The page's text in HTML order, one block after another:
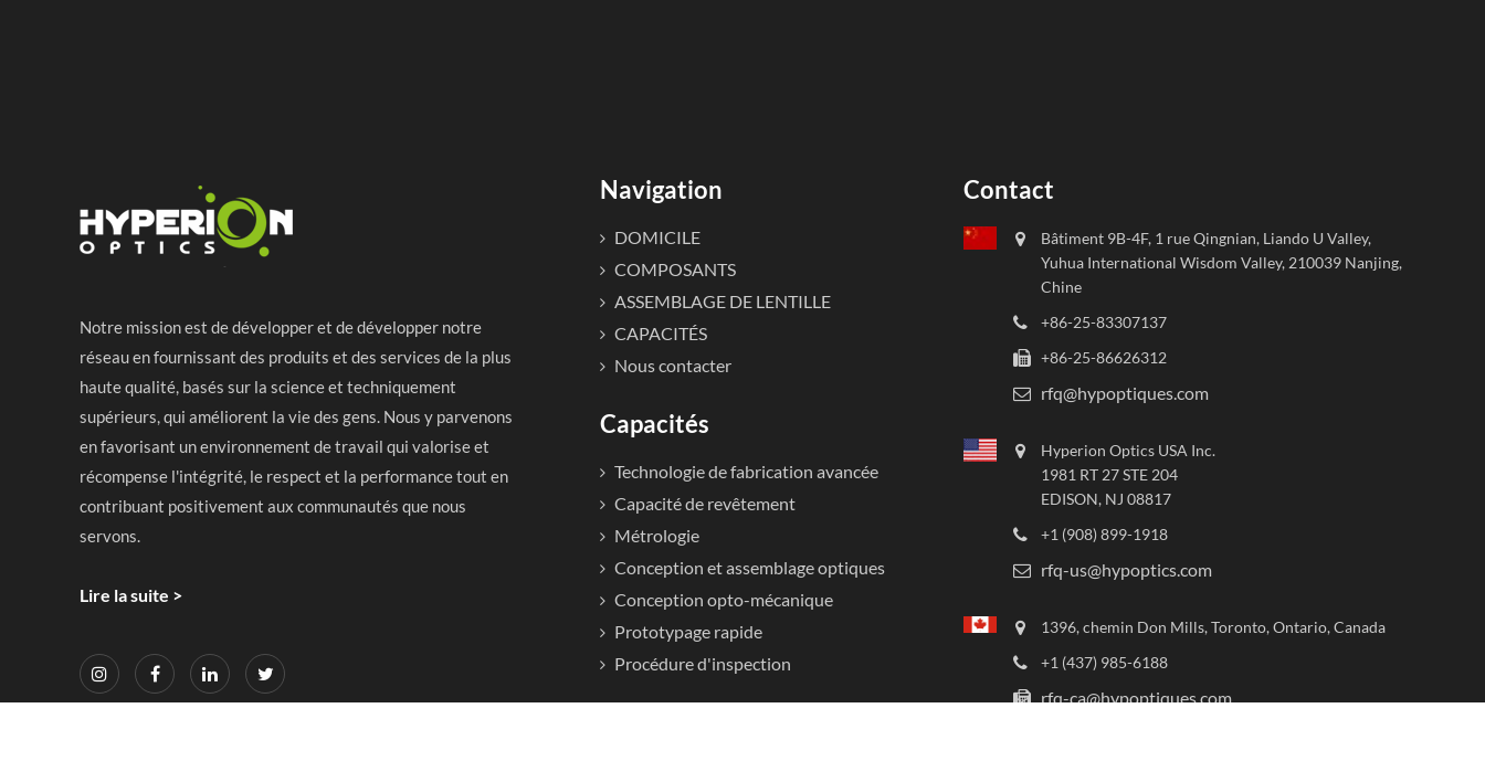
Notre mission est de développer et de développer notre
réseau en fournissant des produits et des services de la plus
haute qualité, basés sur la science et techniquement
supérieurs, qui améliorent la vie des gens. Nous y parvenons
en favorisant un environnement de travail qui valorise et
récompense l'intégrité, le respect et la performance tout en
contribuant positivement aux communautés que nous
servons.
Lire la suite >
Navigation
DOMICILE
COMPOSANTS
ASSEMBLAGE DE LENTILLE
CAPACITÉS
Nous contacter
Capacités
Technologie de fabrication avancée
Capacité de revêtement
Métrologie
Conception et assemblage optiques
Conception opto-mécanique
Prototypage rapide
Procédure d'inspection
Contact
Bâtiment 9B-4F, 1 rue Qingnian, Liando U Valley,
Yuhua International Wisdom Valley, 210039 Nanjing,
Chine
+86-25-83307137
+86-25-86626312
rfq@hypoptiques.com
Hyperion Optics USA Inc.
1981 RT 27 STE 204
EDISON, NJ 08817
+1 (908) 899-1918
rfq-us@hypoptics.com
1396, chemin Don Mills, Toronto, Ontario, Canada
+1 (437) 985-6188
rfq-ca@hypoptiques.com